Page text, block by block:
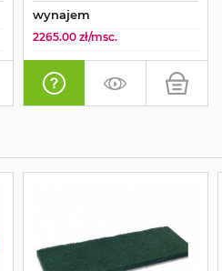
wynajem
2265.00 zł/msc.